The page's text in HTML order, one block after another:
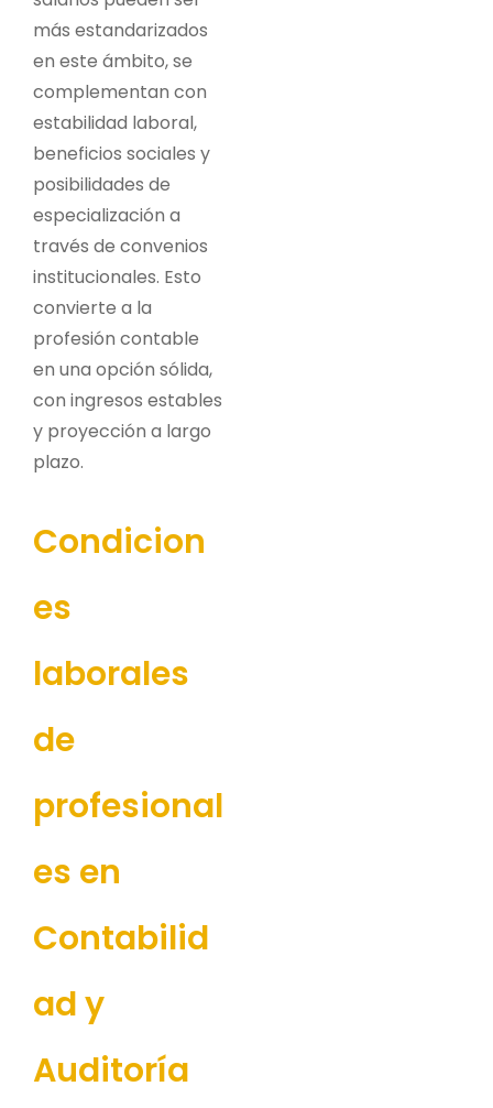
más estandarizados
en este ámbito, se
complementan con
estabilidad laboral,
beneficios sociales y
posibilidades de
especialización a
través de convenios
institucionales. Esto
convierte a la
profesión contable
en una opción sólida,
con ingresos estables
y proyección a largo
plazo.
Condicion
es
laborales
de
profesional
es en
Contabilid
ad y
Auditoría